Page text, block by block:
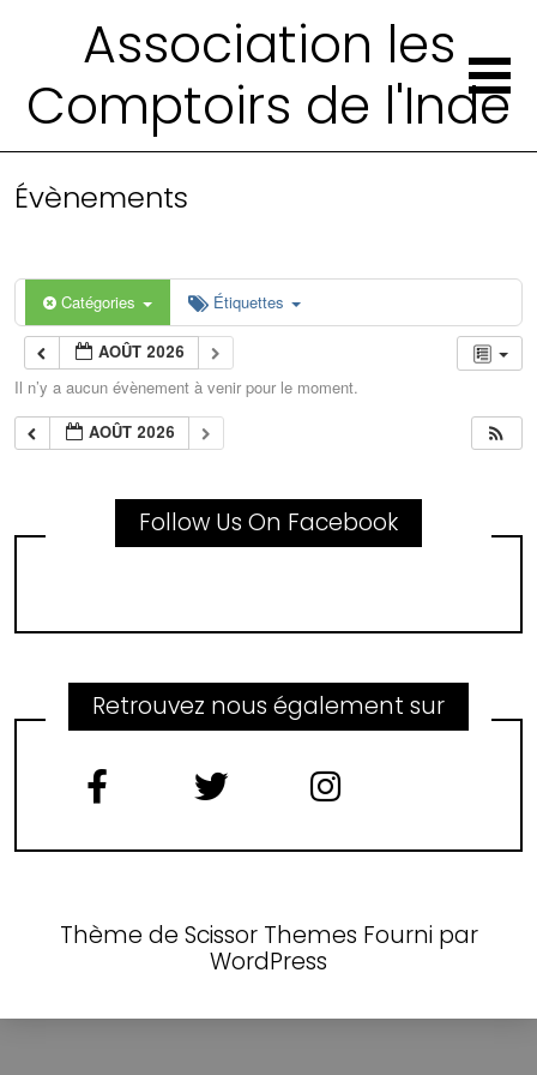
Association les
Comptoirs de l'Inde
Évènements
Catégories Étiquettes
AOÛT 2026
Il n’y a aucun évènement à venir pour le moment.
AOÛT 2026
Follow Us On Facebook
Retrouvez nous également sur
Thème de Scissor Themes Fourni par
WordPress